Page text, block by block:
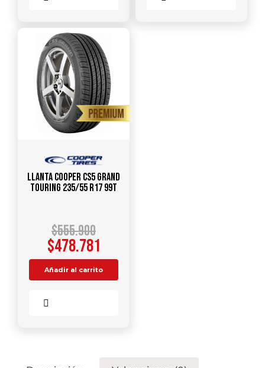
Llanta COOPER CS5 Grand
Touring 235/55 R17 99T
$555.900
$478.781
Añadir al carrito